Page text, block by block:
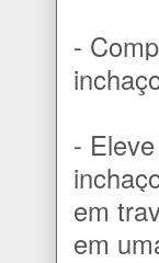
-
-
em
em